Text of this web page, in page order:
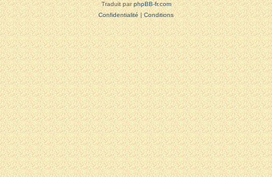
Traduit parphpBB-fr.com
Confidentialité|Conditions